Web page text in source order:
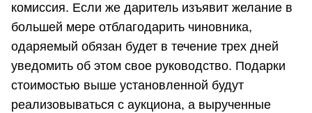
комиссия. Если же даритель изъявит желание в
большей мере отблагодарить чиновника,
одаряемый обязан будет в течение трех дней
уведомить об этом свое руководство. Подарки
стоимостью выше установленной будут
реализовываться с аукциона, а вырученные